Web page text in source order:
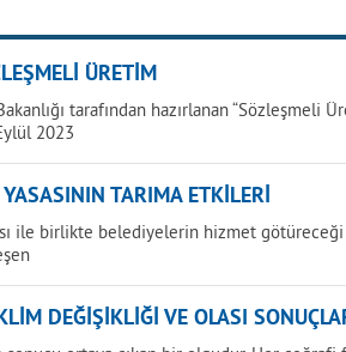
ÜRETİM
tarafından hazırlanan “Sözleşmeli
2023
TARIMA ETKİLERİ
ile birlikte belediyelerin hizmet
DEĞİŞİKLİĞİ VE OLASI